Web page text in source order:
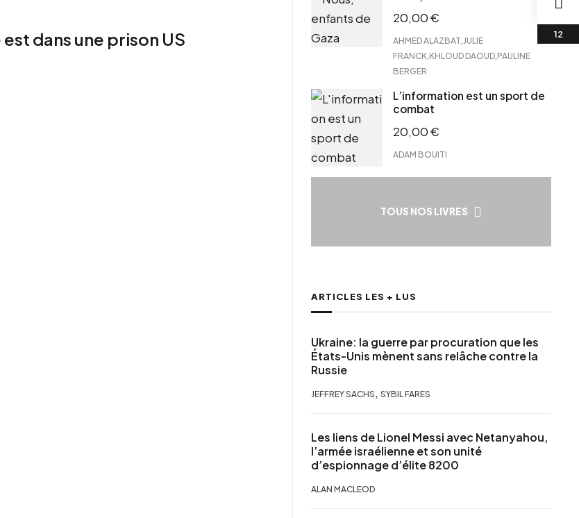
dans une prison US
20,00€
AHMED ALAZBAT JULIE
FRANCK KHLOUD DAOUD PAULINE
BERGER
L’information est un sport de
combat
20,00€
ADAM BOUITI
TOUS NOS LIVRES
ARTICLES LES + LUS
Ukraine: la guerre par procuration que les
États-Unis mènent sans relâche contre la
Russie
JEFFREY SACHS , SYBIL FARES
Les liens de Lionel Messi avec Netanyahou,
l’armée israélienne et son unité
d’espionnage d’élite 8200
ALAN MACLEOD